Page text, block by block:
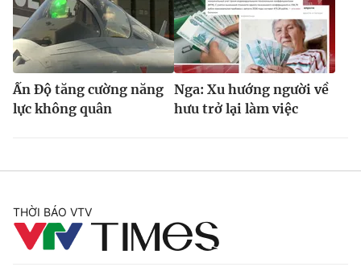
Ấn Độ tăng cường năng
lực không quân
Nga: Xu hướng người về
hưu trở lại làm việc
THỜI BÁO VTV